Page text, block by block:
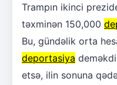
Trampın ikinci
təxminən 150,000
Bu, gündəlik orta
deportasiya
etsə, ilin sonuna